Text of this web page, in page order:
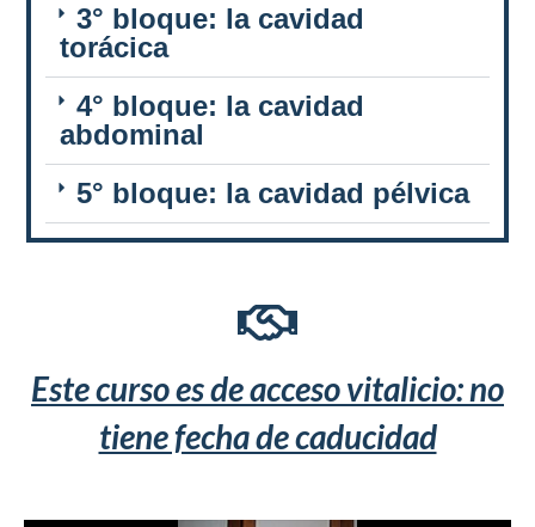
3° bloque: la cavidad
torácica
4° bloque: la cavidad
abdominal
5° bloque: la cavidad pélvica
Este curso es de acceso vitalicio: no
tiene fecha de caducidad